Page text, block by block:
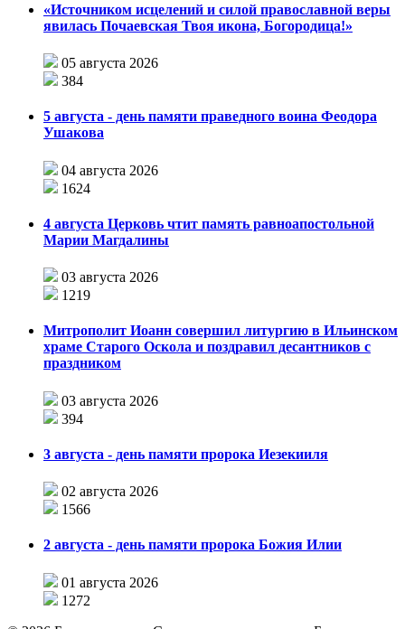
«Источником исцелений и силой православной веры
явилась Почаевская Твоя икона, Богородица!»
05 августа 2026
384
5 августа - день памяти праведного воина Феодора
Ушакова
04 августа 2026
1624
4 августа Церковь чтит память равноапостольной
Марии Магдалины
03 августа 2026
1219
Митрополит Иоанн совершил литургию в Ильинском
храме Старого Оскола и поздравил десантников с
праздником
03 августа 2026
394
3 августа - день памяти пророка Иезекииля
02 августа 2026
1566
2 августа - день памяти пророка Божия Илии
01 августа 2026
1272